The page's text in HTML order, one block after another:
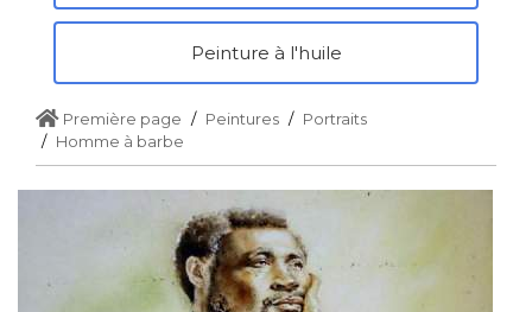
Peinture à l'huile
Première page Peintures
Portraits
Homme à barbe